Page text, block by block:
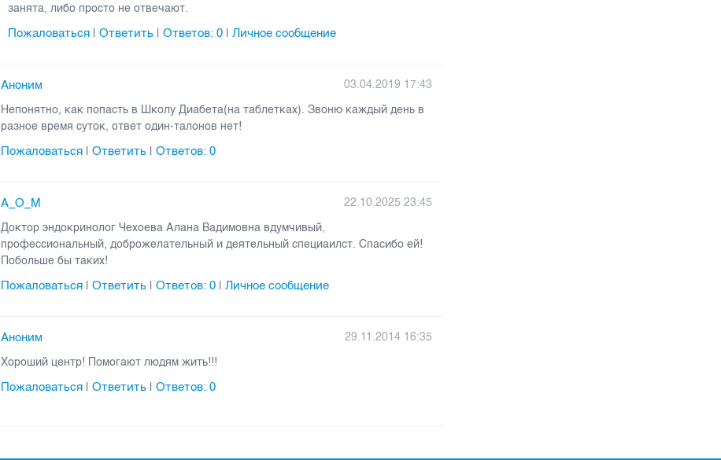
занята, либо просто не отвечают.
Пожаловаться |Ответить |Ответов:0 |Личное сообщение
Аноним
03.04.2019 17:43
Непонятно, как попасть в Школу Диабета(на таблетках). Звоню каждый день в
разное время суток, ответ один-талонов нет!
Пожаловаться |Ответить |Ответов:0
A_O_M
22.10.2025 23:45
Доктор эндокринолог Чехоева Алана Вадимовна вдумчивый,
профессиональный, доброжелательный и деятельный специаилст. Спасибо ей!
Побольше бы таких!
Пожаловаться |Ответить |Ответов:0 |Личное сообщение
Аноним
29.11.2014 16:35
Хороший центр! Помогают людям жить!!!
Пожаловаться |Ответить |Ответов:0